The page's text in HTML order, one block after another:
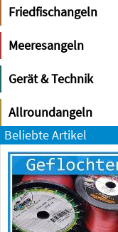
Friedfischangeln
Meeresangeln
Gerät & Technik
Allroundangeln
Beliebte Artikel